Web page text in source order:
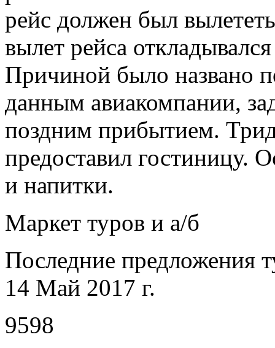
рейс должен был
вылет рейса
Причиной было названо
данным авиакомпании,
поздним прибытием.
предоставил гостиницу.
и напитки.
Маркет туров и а/б
Последние предложения
14 Май 2017 г.
9598